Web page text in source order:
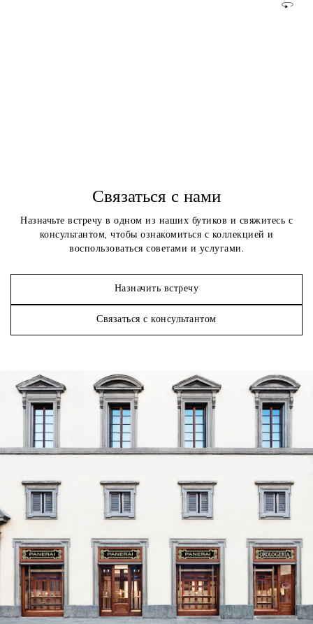
Связаться с нами
Назначьте встречу в одном из наших бутиков и свяжитесь с
консультантом, чтобы ознакомиться с коллекцией и
воспользоваться советами и услугами.
Назначить встречу
Связаться с консультантом